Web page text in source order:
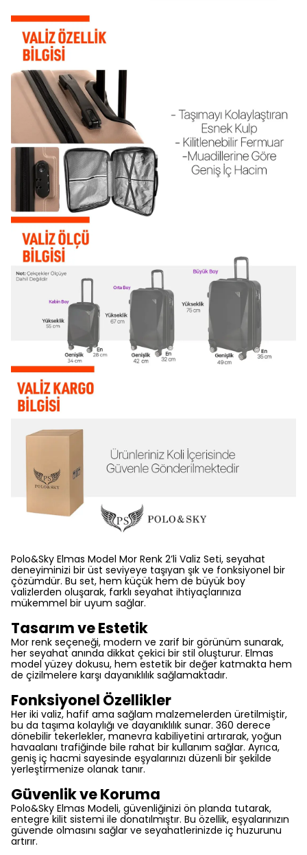
Polo&Sky Elmas Model Mor Renk 2’li Valiz Seti, seyahat
deneyiminizi bir üst seviyeye taşıyan şık ve fonksiyonel bir
çözümdür. Bu set, hem küçük hem de büyük boy
valizlerden oluşarak, farklı seyahat ihtiyaçlarınıza
mükemmel bir uyum sağlar.
Tasarım ve Estetik
Mor renk seçeneği, modern ve zarif bir görünüm sunarak,
her seyahat anında dikkat çekici bir stil oluşturur. Elmas
model yüzey dokusu, hem estetik bir değer katmakta hem
de çizilmelere karşı dayanıklılık sağlamaktadır.
Fonksiyonel Özellikler
Her iki valiz, hafif ama sağlam malzemelerden üretilmiştir,
bu da taşıma kolaylığı ve dayanıklılık sunar. 360 derece
dönebilir tekerlekler, manevra kabiliyetini artırarak, yoğun
havaalanı trafiğinde bile rahat bir kullanım sağlar. Ayrıca,
geniş iç hacmi sayesinde eşyalarınızı düzenli bir şekilde
yerleştirmenize olanak tanır.
Güvenlik ve Koruma
Polo&Sky Elmas Modeli, güvenliğinizi ön planda tutarak,
entegre kilit sistemi ile donatılmıştır. Bu özellik, eşyalarınızın
güvende olmasını sağlar ve seyahatlerinizde iç huzurunu
artırır.